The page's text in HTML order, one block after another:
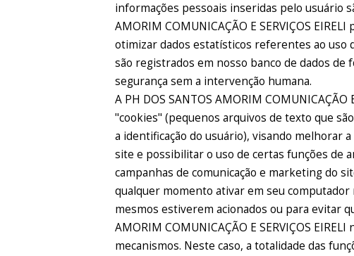
informações pessoais inseridas pelo usuário
AMORIM COMUNICAÇÃO E SERVIÇOS
otimizar dados estatísticos referentes ao uso
são registrados em nosso banco de dados de
segurança sem a intervenção humana.
A PH DOS SANTOS AMORIM
"cookies" (pequenos arquivos de texto que
a identificação do usuário), visando melhorar
site e possibilitar o uso de certas funções de
campanhas de comunicação e marketing do
qualquer momento ativar em seu
mesmos estiverem acionados ou para evitar
AMORIM COMUNICAÇÃO E SERVIÇOS
mecanismos. Neste caso, a totalidade das